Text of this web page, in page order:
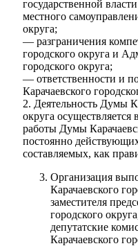
государственной
местного
округа;
— разграничения
городского округа и
городского округа;
— ответственности и
Карачаевского
2. Деятельность Думы
округа осуществляется
работы Думы
постоянно
составляемых, как
Организация
Карачаевского
заместителя
городского
депутатские
Карачаевского